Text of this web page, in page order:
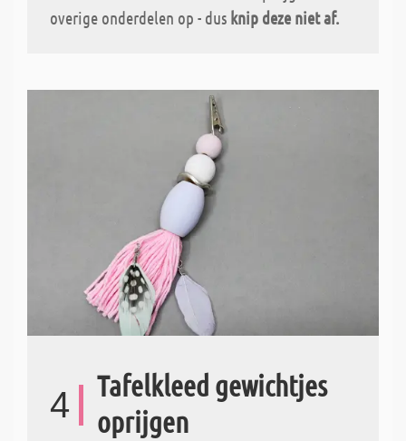
overige onderdelen op - dus knip deze niet af.
4
Tafelkleed gewichtjes
oprijgen